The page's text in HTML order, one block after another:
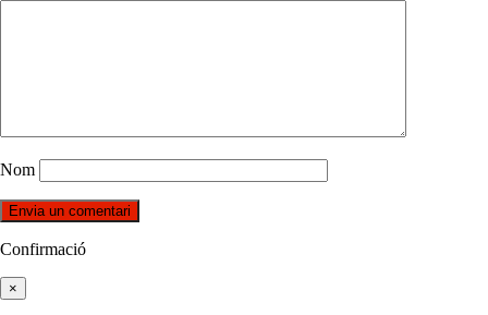
Nom
Confirmació
×